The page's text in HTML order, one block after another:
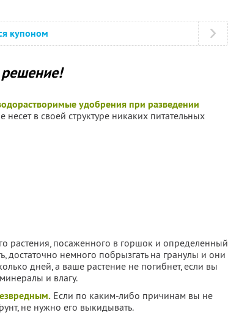
купоном
решение!
удобрения при разведении
несет в своей структуре никаких питательных
растения, посаженного в горшок и определенный
достаточно немного побрызгать на гранулы и они
дней, а ваше растение не погибнет, если вы
и влагу.
Если по каким-либо причинам вы не
не нужно его выкидывать.